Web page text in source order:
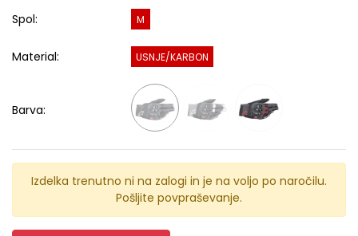
Spol: M
Material: USNJE/KARBON
Barva:
Izdelka trenutno ni na zalogi in je na voljo po naročilu.
Pošljite povpraševanje.